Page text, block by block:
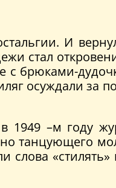
И
стал
с брюками-
осуждали за
1949 –м году
танцующего
«стилять»